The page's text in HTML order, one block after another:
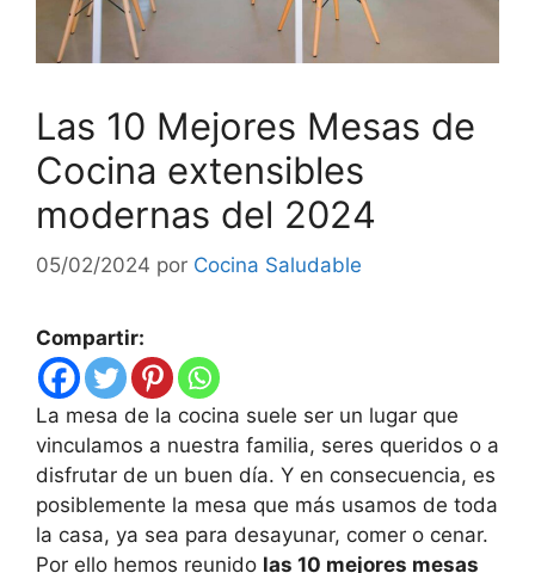
Las 10 Mejores Mesas de
Cocina extensibles
modernas del 2024
05/02/2024 por Cocina Saludable
Compartir:
La mesa de la cocina suele ser un lugar que
vinculamos a nuestra familia, seres queridos o a
disfrutar de un buen día. Y en consecuencia, es
posiblemente la mesa que más usamos de toda
la casa, ya sea para desayunar, comer o cenar.
Por ello hemos reunido las 10 mejores mesas